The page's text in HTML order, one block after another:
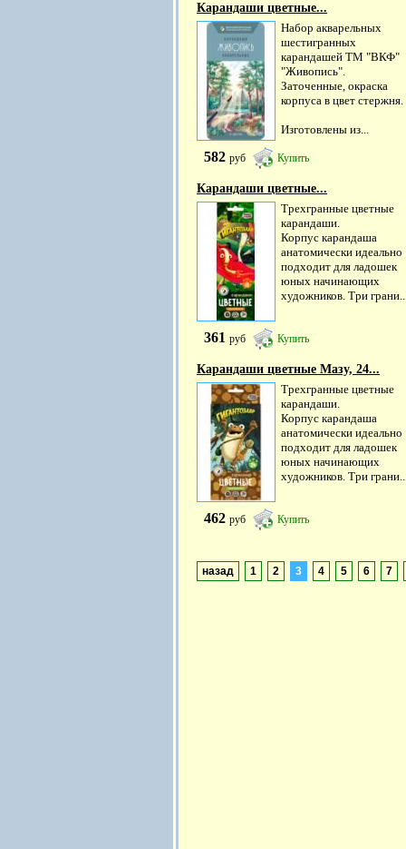
Карандаши цветные...
Набор акварельных
шестигранных
карандашей ТМ "ВКФ"
"Живопись".
Заточенные, окраска
корпуса в цвет стержня.
Изготовлены из...
582 руб Купить
Карандаши цветные...
Трехгранные цветные
карандаши.
Корпус карандаша
анатомически идеально
подходит для ладошек
юных начинающих
художников. Три
361 руб Купить
Карандаши цветные Мазу, 24...
Трехгранные цветные
карандаши.
Корпус карандаша
анатомически идеально
подходит для ладошек
юных начинающих
художников. Три
462 руб Купить
назад 1 2 3 4 5 6 7